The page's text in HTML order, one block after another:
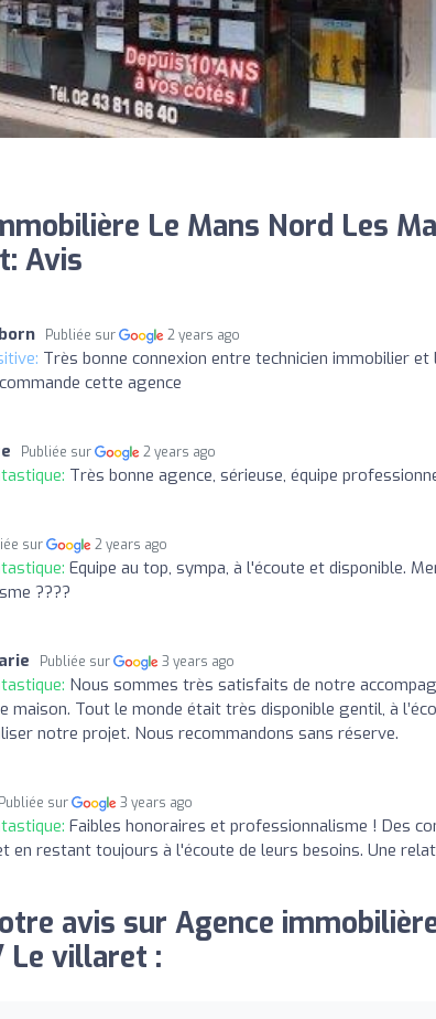
Le Mans Nord Les
Avis
Publiée sur 2 years ago
Très bonne connexion entre technicien immobilier
cette agence
Publiée sur 2 years ago
Très bonne agence, sérieuse, équipe
sur 2 years ago
Equipe au top, sympa, à l'écoute et disponible.
????
Publiée sur 3 years ago
Nous sommes très satisfaits de notre
maison. Tout le monde était très disponible gentil, à
notre projet. Nous recommandons sans réserve.
Publiée sur 3 years ago
Faibles honoraires et professionnalisme ! Des
en restant toujours à l'écoute de leurs besoins. Une
avis sur Agence
villaret :